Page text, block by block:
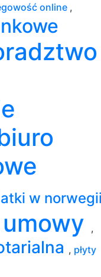
online ,
w norwegii
umowy ,
, płyty